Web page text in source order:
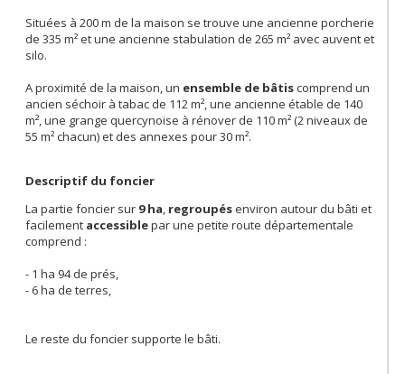
Situées à 200 m de la maison se trouve une ancienne porcherie
de 335 m² et une ancienne stabulation de 265 m² avec auvent et
silo.
A proximité de la maison, un ensemble de bâtiscomprend un
ancien séchoir à tabac de 112 m², une ancienne étable de 140
m², une grange quercynoise à rénover de 110 m² (2 niveaux de
55 m² chacun) et des annexes pour 30 m².
Descriptif du foncier
La partie foncier sur 9 ha, regroupésenviron autour du bâti et
facilement accessiblepar une petite route départementale
comprend :
- 1 ha 94 de prés,
- 6 ha de terres,
Le reste du foncier supporte le bâti.